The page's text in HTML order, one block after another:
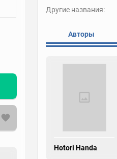
Другие названия:
Авторы
Hotori Handa